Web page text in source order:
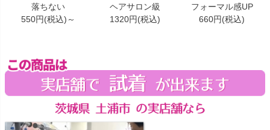
落ちない
550円(税込)～
ヘアサロン級
1320円(税込)
フォーマル感UP
660円(税込)